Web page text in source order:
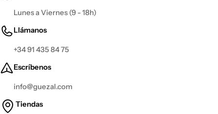
Lunes a Viernes (9 - 18h)
Llámanos
+34 91 435 84 75
Escríbenos
info@guezal.com
Tiendas